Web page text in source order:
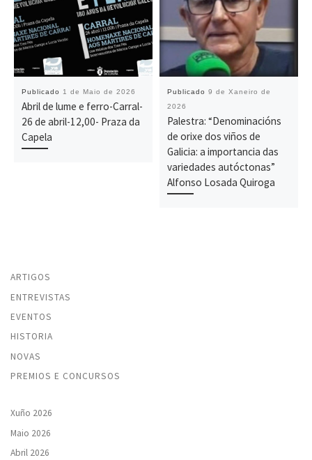
Publicado 1 de Maio de 2026
Abril de lume e ferro-Carral-
26 de abril-12,00- Praza da
Capela
Publicado 9 de Xaneiro de
2026
Palestra: “Denominacións
de orixe dos viños de
Galicia: a importancia das
variedades autóctonas”
Alfonso Losada Quiroga
ARTIGOS
ENTREVISTAS
EVENTOS
HISTORIA
NOVAS
PREMIOS E CONCURSOS
Xuño 2026
Maio 2026
Abril 2026